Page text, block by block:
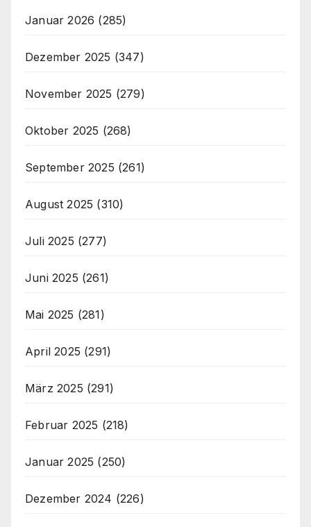
Januar 2026 (285)
Dezember 2025 (347)
November 2025 (279)
Oktober 2025 (268)
September 2025 (261)
August 2025 (310)
Juli 2025 (277)
Juni 2025 (261)
Mai 2025 (281)
April 2025 (291)
März 2025 (291)
Februar 2025 (218)
Januar 2025 (250)
Dezember 2024 (226)